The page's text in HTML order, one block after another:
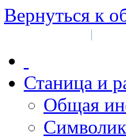
Вернуться к
|
Станица и
Общая